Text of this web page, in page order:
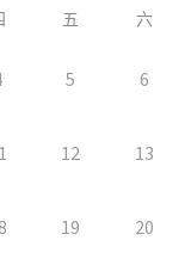
五 六
5 6
12 13
19 20